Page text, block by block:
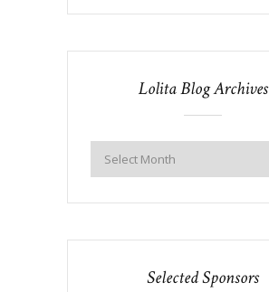
Lolita Blog Archives
Selected Sponsors